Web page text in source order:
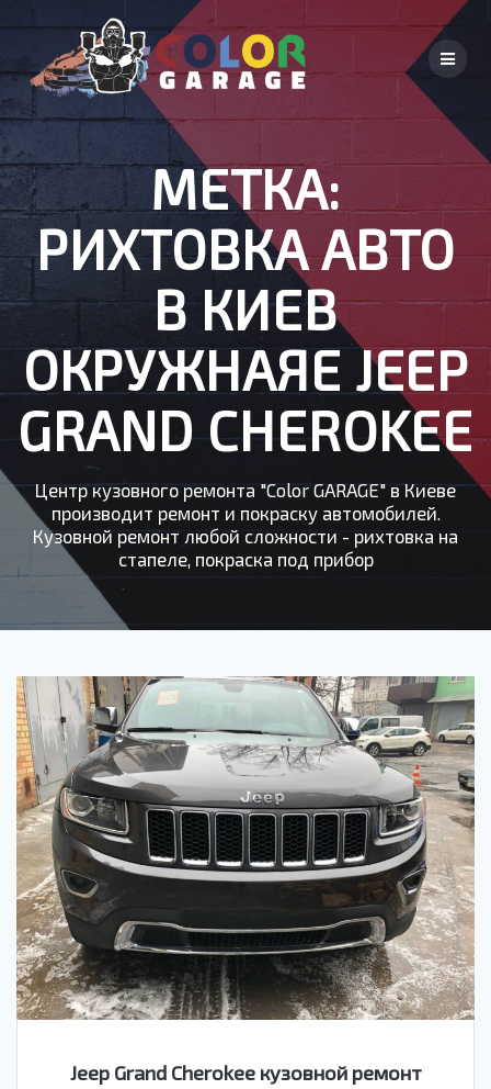
to
content
МЕТКА:
РИХТОВКА АВТО
В КИЕВ
ОКРУЖНАЯЕ JEEP
GRAND CHEROKEE
Центр кузовного ремонта "Color GARAGE" в Киеве
производит ремонт и покраску автомобилей.
Кузовной ремонт любой сложности - рихтовка на
стапеле, покраска под прибор
Jeep Grand Cherokee кузовной ремонт